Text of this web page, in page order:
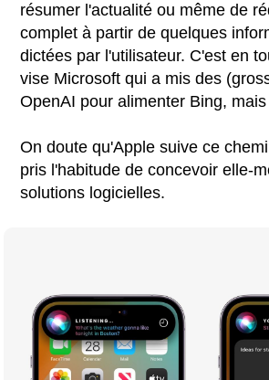
résumer l'actualité ou même de
complet à partir de quelques
dictées par l'utilisateur. C'est en
vise Microsoft qui a mis des
OpenAI pour alimenter Bing,
On doute qu'Apple suive ce
pris l'habitude de concevoir elle-
solutions logicielles.